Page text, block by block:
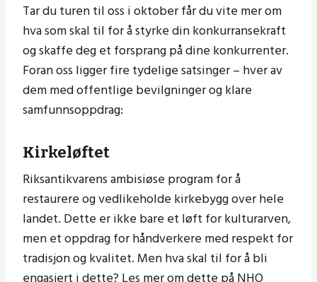
Tar du turen til oss i oktober får du vite mer om
hva som skal til for å styrke din konkurransekraft
og skaffe deg et forsprang på dine konkurrenter.
Foran oss ligger fire tydelige satsinger – hver av
dem med offentlige bevilgninger og klare
samfunnsoppdrag:
Kirkeløftet
Riksantikvarens ambisiøse program for å
restaurere og vedlikeholde kirkebygg over hele
landet. Dette er ikke bare et løft for kulturarven,
men et oppdrag for håndverkere med respekt for
tradisjon og kvalitet. Men hva skal til for å bli